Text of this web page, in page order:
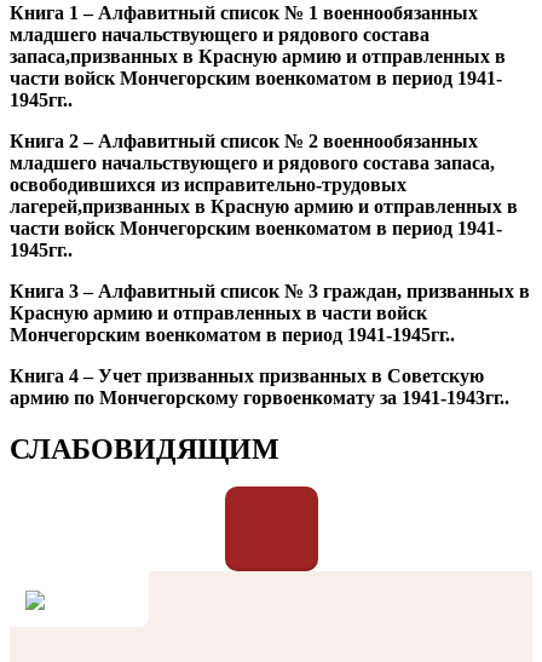
Книга 1 – Алфавитный список № 1 военнообязанных
младшего начальствующего и рядового состава
запаса,призванных в Красную армию и отправленных в
части войск Мончегорским военкоматом в период 1941-
1945гг..
Книга 2 – Алфавитный список № 2 военнообязанных
младшего начальствующего и рядового состава запаса,
освободившихся из исправительно-трудовых
лагерей,призванных в Красную армию и отправленных в
части войск Мончегорским военкоматом в период 1941-
1945гг..
Книга 3 – Алфавитный список № 3 граждан, призванных в
Красную армию и отправленных в части войск
Мончегорским военкоматом в период 1941-1945гг..
Книга 4 – Учет призванных призванных в Советскую
армию по Мончегорскому горвоенкомату за 1941-1943гг..
СЛАБОВИДЯЩИМ